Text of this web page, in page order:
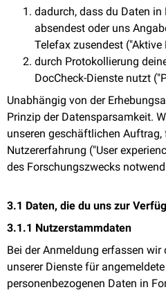
dadurch, dass du Daten
absendest oder uns
Telefax zusendest ("Aktive
durch Protokollierung
DocCheck-Dienste nutzt
Unabhängig von der
Prinzip der Datensparsamkeit.
unseren geschäftlichen
Nutzererfahrung ("User
des Forschungszwecks
3.1 Daten, die du uns zur
3.1.1 Nutzerstammdaten
Bei der Anmeldung erfassen
unserer Dienste für
personenbezogenen Daten in